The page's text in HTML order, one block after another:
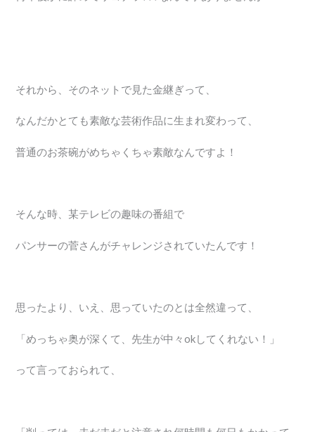
それから、そのネットで見た金継ぎって、
なんだかとても素敵な芸術作品に生まれ変わって、
普通のお茶碗がめちゃくちゃ素敵なんですよ！
そんな時、某テレビの趣味の番組で
パンサーの菅さんがチャレンジされていたんです！
思ったより、いえ、思っていたのとは全然違って、
「めっちゃ奥が深くて、先生が中々okしてくれない！」
って言っておられて、